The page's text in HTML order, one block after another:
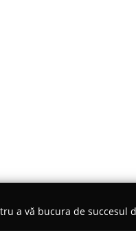
a vă bucura de succesul